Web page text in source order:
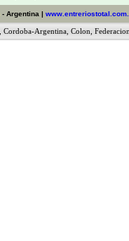
- Argentina |
Cordoba-Argentina Colon